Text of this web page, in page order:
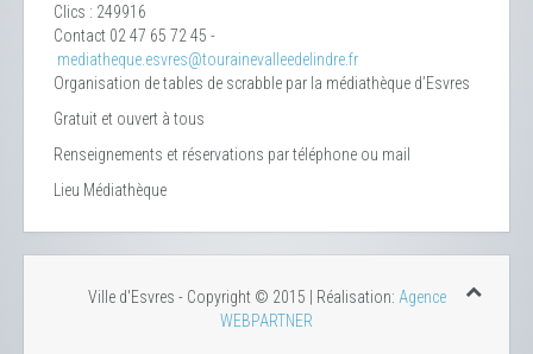
Clics : 249916
Contact 02 47 65 72 45 -
mediatheque.esvres@tourainevalleedelindre.fr
Organisation de tables de scrabble par la médiathèque d’Esvres
Gratuit et ouvert à tous
Renseignements et réservations par téléphone ou mail
Lieu Médiathèque
Ville d'Esvres - Copyright © 2015 | Réalisation: Agence
WEBPARTNER